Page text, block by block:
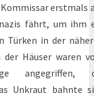
erstmals
fährt, um ihm
Türken in der
der Häuser waren
angegriffen,
Unkraut bahnte